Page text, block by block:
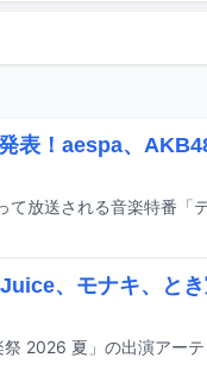
表！aespa、
、モナキ、と